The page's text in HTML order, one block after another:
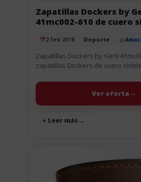
Publicado el
2 Feb 2018 Deporte
Zapatillas Dockers by
41mc002-610 de cuero
Zapatillas Dockers by Gerli
zapatillas Dockers de cuero
Unas zapatillas...
+ Leer más
Ver oferta